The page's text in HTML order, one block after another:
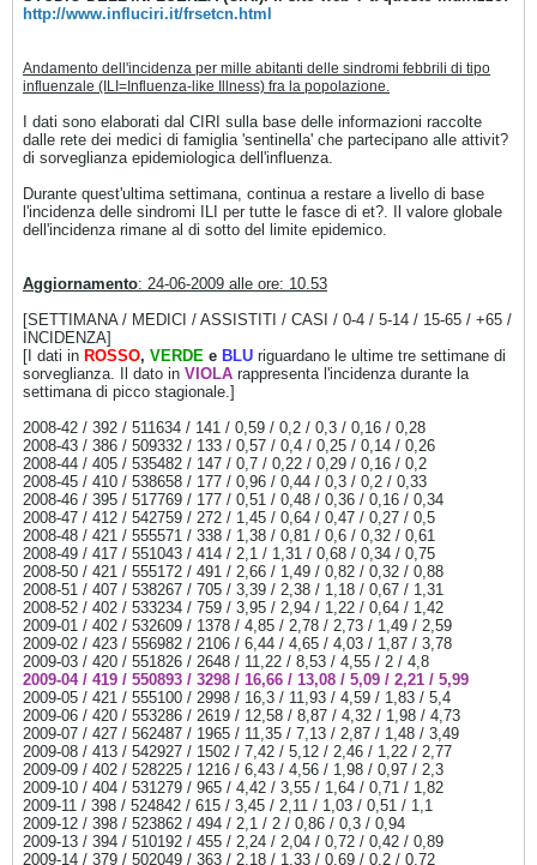
http://www.influciri.it/frsetcn.html
Andamento dell'incidenza per mille abitanti delle sindromi febbrili di tipo
influenzale (ILI=Influenza-like Illness) fra la popolazione.
I dati sono elaborati dal CIRI sulla base delle informazioni raccolte
dalle rete dei medici di famiglia 'sentinella' che partecipano alle attivit?
di sorveglianza epidemiologica dell'influenza.
Durante quest'ultima settimana, continua a restare a livello di base
l'incidenza delle sindromi ILI per tutte le fasce di et?. Il valore globale
dell'incidenza rimane al di sotto del limite epidemico.
Aggiornamento: 24-06-2009 alle ore: 10.53
[SETTIMANA / MEDICI / ASSISTITI / CASI / 0-4 / 5-14 / 15-65 / +65 /
INCIDENZA]
[I dati in ROSSO, VERDE e BLU riguardano le ultime tre settimane di
sorveglianza. Il dato in VIOLA rappresenta l'incidenza durante la
settimana di picco stagionale.]
2008-42 / 392 / 511634 / 141 / 0,59 / 0,2 / 0,3 / 0,16 / 0,28
2008-43 / 386 / 509332 / 133 / 0,57 / 0,4 / 0,25 / 0,14 / 0,26
2008-44 / 405 / 535482 / 147 / 0,7 / 0,22 / 0,29 / 0,16 / 0,2
2008-45 / 410 / 538658 / 177 / 0,96 / 0,44 / 0,3 / 0,2 / 0,33
2008-46 / 395 / 517769 / 177 / 0,51 / 0,48 / 0,36 / 0,16 / 0,34
2008-47 / 412 / 542759 / 272 / 1,45 / 0,64 / 0,47 / 0,27 / 0,5
2008-48 / 421 / 555571 / 338 / 1,38 / 0,81 / 0,6 / 0,32 / 0,61
2008-49 / 417 / 551043 / 414 / 2,1 / 1,31 / 0,68 / 0,34 / 0,75
2008-50 / 421 / 555172 / 491 / 2,66 / 1,49 / 0,82 / 0,32 / 0,88
2008-51 / 407 / 538267 / 705 / 3,39 / 2,38 / 1,18 / 0,67 / 1,31
2008-52 / 402 / 533234 / 759 / 3,95 / 2,94 / 1,22 / 0,64 / 1,42
2009-01 / 402 / 532609 / 1378 / 4,85 / 2,78 / 2,73 / 1,49 / 2,59
2009-02 / 423 / 556982 / 2106 / 6,44 / 4,65 / 4,03 / 1,87 / 3,78
2009-03 / 420 / 551826 / 2648 / 11,22 / 8,53 / 4,55 / 2 / 4,8
2009-04 / 419 / 550893 / 3298 / 16,66 / 13,08 / 5,09 / 2,21 / 5,99
2009-05 / 421 / 555100 / 2998 / 16,3 / 11,93 / 4,59 / 1,83 / 5,4
2009-06 / 420 / 553286 / 2619 / 12,58 / 8,87 / 4,32 / 1,98 / 4,73
2009-07 / 427 / 562487 / 1965 / 11,35 / 7,13 / 2,87 / 1,48 / 3,49
2009-08 / 413 / 542927 / 1502 / 7,42 / 5,12 / 2,46 / 1,22 / 2,77
2009-09 / 402 / 528225 / 1216 / 6,43 / 4,56 / 1,98 / 0,97 / 2,3
2009-10 / 404 / 531279 / 965 / 4,42 / 3,55 / 1,64 / 0,71 / 1,82
2009-11 / 398 / 524842 / 615 / 3,45 / 2,11 / 1,03 / 0,51 / 1,1
2009-12 / 398 / 523862 / 494 / 2,1 / 2 / 0,86 / 0,3 / 0,94
2009-13 / 394 / 510192 / 455 / 2,24 / 2,04 / 0,72 / 0,42 / 0,89
2009-14 / 379 / 502049 / 363 / 2,18 / 1,33 / 0,69 / 0,2 / 0,72